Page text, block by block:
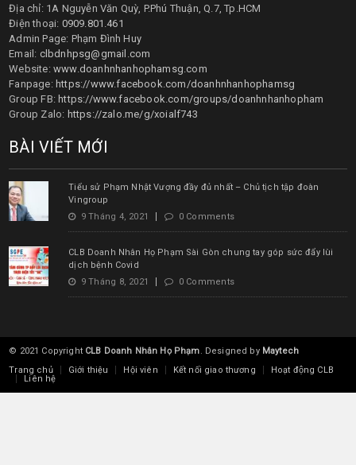
Địa chỉ: 1A Nguyễn Văn Quỳ, P.Phú Thuận, Q.7, Tp.HCM
Điện thoại: 0909.801.461
Admin Page: Phạm Đình Huy
Email: clbdnhpsg@gmail.com
Website: www.doanhnhanhophamsg.com
Fanpage: https://www.facebook.com/doanhnhanhophamsg
Group FB: https://www.facebook.com/groups/doanhnhanhopham
Group Zalo: https://zalo.me/g/xoialf743
BÀI VIẾT MỚI
Tiểu sử Phạm Nhật Vượng đầy đủ nhất – Chủ tịch tập đoàn
Vingroup
9 Tháng 4, 2021
0 Comments
CLB Doanh Nhân Họ Phạm Sài Gòn chung tay góp sức đẩy lùi
dịch bệnh Covid
9 Tháng 8, 2021
0 Comments
© 2021 Copyright CLB Doanh Nhân Họ Phạm. Designed by Maytech
Trang chủ
Giới thiệu Hội viên Kết nối giao thương
Hoạt động CLB
Liên hệ